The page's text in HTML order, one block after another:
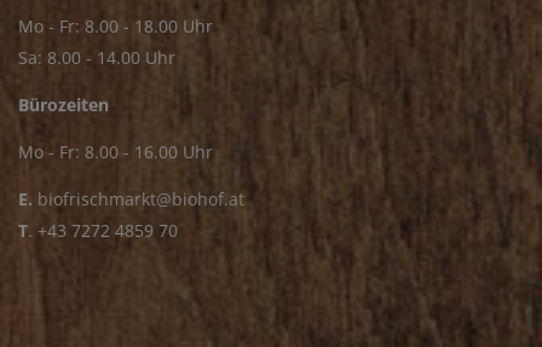
Mo - Fr: 8.00 - 18.00 Uhr
Sa: 8.00 - 14.00 Uhr
Bürozeiten
Mo - Fr: 8.00 - 16.00 Uhr
E. biofrischmarkt@biohof.at
T. +43 7272 4859 70